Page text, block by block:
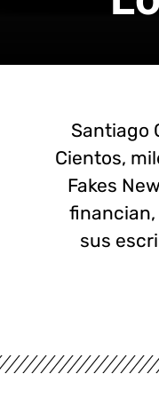
Santiago
Cientos,
Fakes
financian,
sus